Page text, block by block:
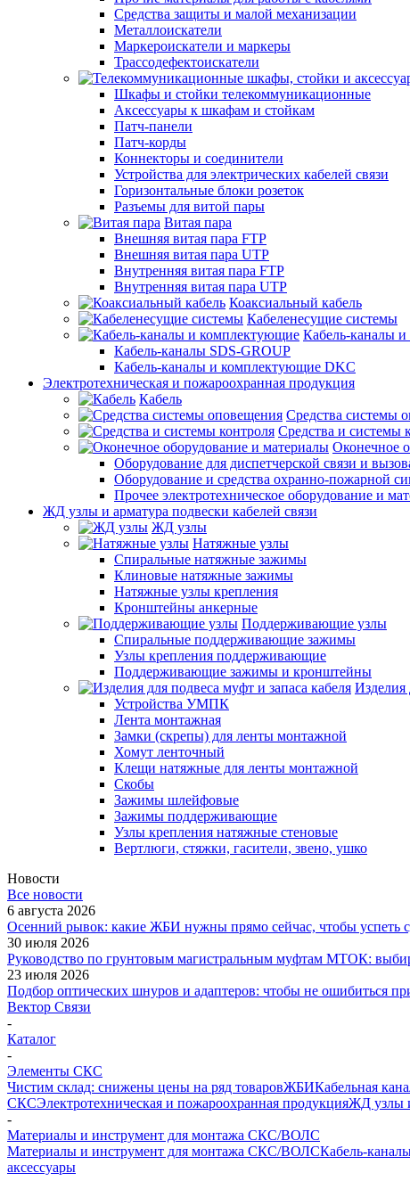
Средства защиты и малой механизации
Металлоискатели
Маркероискатели и маркеры
Трассодефектоискатели
Шкафы и стойки телекоммуникационные
Аксессуары к шкафам и стойкам
Патч-панели
Патч-корды
Коннекторы и соединители
Устройства для электрических кабелей связи
Горизонтальные блоки розеток
Разъемы для витой пары
Витая пара
Внешняя витая пара FTP
Внешняя витая пара UTP
Внутренняя витая пара FTP
Внутренняя витая пара UTP
Коаксиальный кабель
Кабеленесущие системы
Кабель-каналы
Кабель-каналы SDS-GROUP
Кабель-каналы и комплектующие DKC
Электротехническая и пожароохранная продукция
Кабель
Средства системы
Средства и системы
Оконечное
Оборудование для диспетчерской связи и
Оборудование и средства охранно-пожарной
Прочее электротехническое оборудование и
ЖД узлы и арматура подвески кабелей связи
ЖД узлы
Натяжные узлы
Спиральные натяжные зажимы
Клиновые натяжные зажимы
Натяжные узлы крепления
Кронштейны анкерные
Поддерживающие узлы
Спиральные поддерживающие зажимы
Узлы крепления поддерживающие
Поддерживающие зажимы и кронштейны
Изделия
Устройства УМПК
Лента монтажная
Замки (скрепы) для ленты монтажной
Хомут ленточный
Клещи натяжные для ленты монтажной
Скобы
Зажимы шлейфовые
Зажимы поддерживающие
Узлы крепления натяжные стеновые
Вертлюги, стяжки, гасители, звено, ушко
Новости
Все новости
6 августа 2026
Осенний рывок: какие ЖБИ нужны прямо сейчас, чтобы успеть
30 июля 2026
Руководство по грунтовым магистральным муфтам МТОК:
23 июля 2026
Подбор оптических шнуров и адаптеров: чтобы не ошибиться
Вектор Связи
-
Каталог
-
Элементы СКС
Чистим склад: снижены цены на ряд товаровЖБИКабельная
СКСЭлектротехническая и пожароохранная продукцияЖД узлы и
-
Материалы и инструмент для монтажа СКС/ВОЛС
Материалы и инструмент для монтажа СКС/ВОЛСКабель-
аксессуары